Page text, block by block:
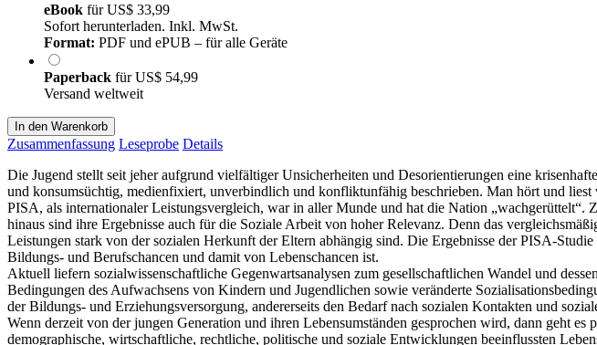
eBook fürUS$ 33,99
Sofort herunterladen. Inkl. MwSt.
Format: PDF und ePUB – für alle Geräte
Paperback fürUS$ 54,99
Versand weltweit
In den Warenkorb
Zusammenfassung Leseprobe Details
Die Jugend stellt seit jeher aufgrund vielfältiger Unsicherheiten und Desorientierungen eine
und konsumsüchtig, medienfixiert, unverbindlich und konfliktunfähig beschrieben. Man hört und liest
PISA, als internationaler Leistungsvergleich, war in aller Munde und hat die Nation
hinaus sind ihre Ergebnisse auch für die Soziale Arbeit von hoher Relevanz. Denn das
Leistungen stark von der sozialen Herkunft der Eltern abhängig sind. Die Ergebnisse der PISA-
Bildungs- und Berufschancen und damit von Lebenschancen ist.
Aktuell liefern sozialwissenschaftliche Gegenwartsanalysen zum gesellschaftlichen Wandel und
Bedingungen des Aufwachsens von Kindern und Jugendlichen sowie veränderte
der Bildungs- und Erziehungsversorgung, andererseits den Bedarf nach sozialen Kontakten und
Wenn derzeit von der jungen Generation und ihren Lebensumständen gesprochen wird, dann geht
demographische, wirtschaftliche, rechtliche, politische und soziale Entwicklungen beeinflussten